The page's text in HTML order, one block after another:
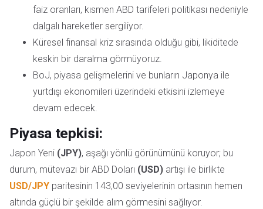
faiz oranları, kısmen ABD tarifeleri politikası nedeniyle
dalgalı hareketler sergiliyor.
Küresel finansal kriz sırasında olduğu gibi, likiditede
keskin bir daralma görmüyoruz.
BoJ, piyasa gelişmelerini ve bunların Japonya ile
yurtdışı ekonomileri üzerindeki etkisini izlemeye
devam edecek.
Piyasa tepkisi:
Japon Yeni (JPY), aşağı yönlü görünümünü koruyor; bu
durum, mütevazı bir ABD Doları (USD) artışı ile birlikte
USD/JPY paritesinin 143,00 seviyelerinin ortasının hemen
altında güçlü bir şekilde alım görmesini sağlıyor.